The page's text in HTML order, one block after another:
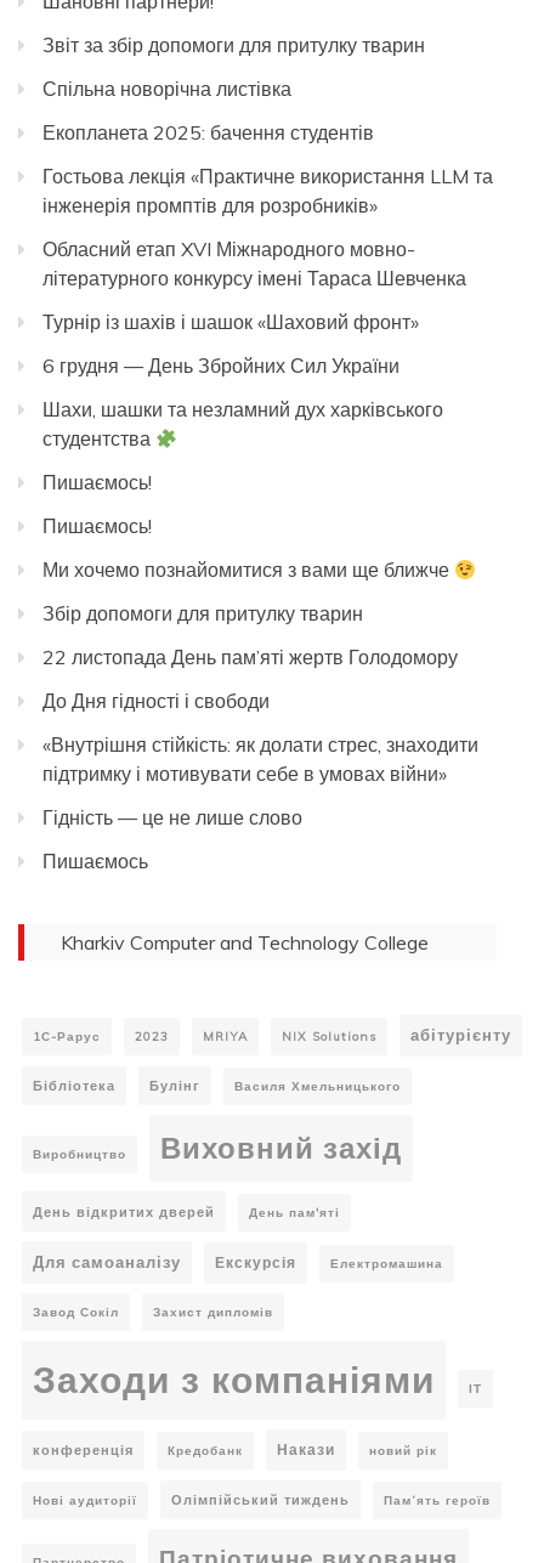
Звіт за збір допомоги для притулку тварин
Спільна новорічна листівка
Екопланета 2025: бачення студентів
Гостьова лекція «Практичне використання LLM та
інженерія промптів для розробників»
Обласний етап XVI Міжнародного мовно-
літературного конкурсу імені Тараса Шевченка
Турнір із шахів і шашок «Шаховий фронт»
6 грудня — День Збройних Сил України
Шахи, шашки та незламний дух харківського
студентства
Пишаємось!
Пишаємось!
Ми хочемо познайомитися з вами ще ближче
Збір допомоги для притулку тварин
22 листопада День пам’яті жертв Голодомору
До Дня гідності і свободи
«Внутрішня стійкість: як долати стрес, знаходити
підтримку і мотивувати себе в умовах війни»
Гідність — це не лише слово
Пишаємось
Kharkiv Computer and Technology College
1С-Рарус 2023 MRIYA NIX Solutions абітурієнту
Бібліотека Булінг Василя Хмельницького
Виробництво Виховний захід
День відкритих дверей День пам'яті
Для самоаналізу Екскурсія Електромашина
Завод Сокіл Захист дипломів
Заходи з компаніями ІТ
конференція Кредобанк Накази новий рік
Нові аудиторії Олімпійський тиждень Пам’ять героїв